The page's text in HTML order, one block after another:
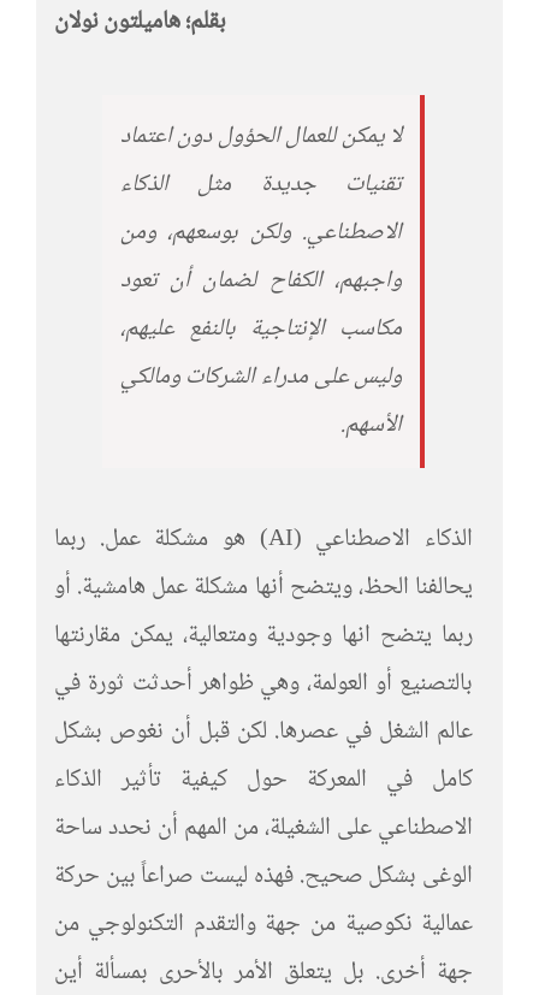
بقلم؛ هاميلتون نولان
لا يمكن للعمال الحؤول دون اعتماد
تقنيات جديدة مثل الذكاء
الاصطناعي. ولكن بوسعهم، ومن
واجبهم، الكفاح لضمان أن تعود
مكاسب الإنتاجية بالنفع عليهم،
وليس على مدراء الشركات ومالكي
الأسهم.
الذكاء الاصطناعي (AI) هو مشكلة عمل. ربما
يحالفنا الحظ، ويتضح أنها مشكلة عمل هامشية. أو
ربما يتضح انها وجودية ومتعالية، يمكن مقارنتها
بالتصنيع أو العولمة، وهي ظواهر أحدثت ثورة في
عالم الشغل في عصرها. لكن قبل أن نغوص بشكل
كامل في المعركة حول كيفية تأثير الذكاء
الاصطناعي على الشغيلة، من المهم أن نحدد ساحة
الوغى بشكل صحيح. فهذه ليست صراعاً بين حركة
عمالية نكوصية من جهة والتقدم التكنولوجي من
جهة أخرى. بل يتعلق الأمر بالأحرى بمسألة أين